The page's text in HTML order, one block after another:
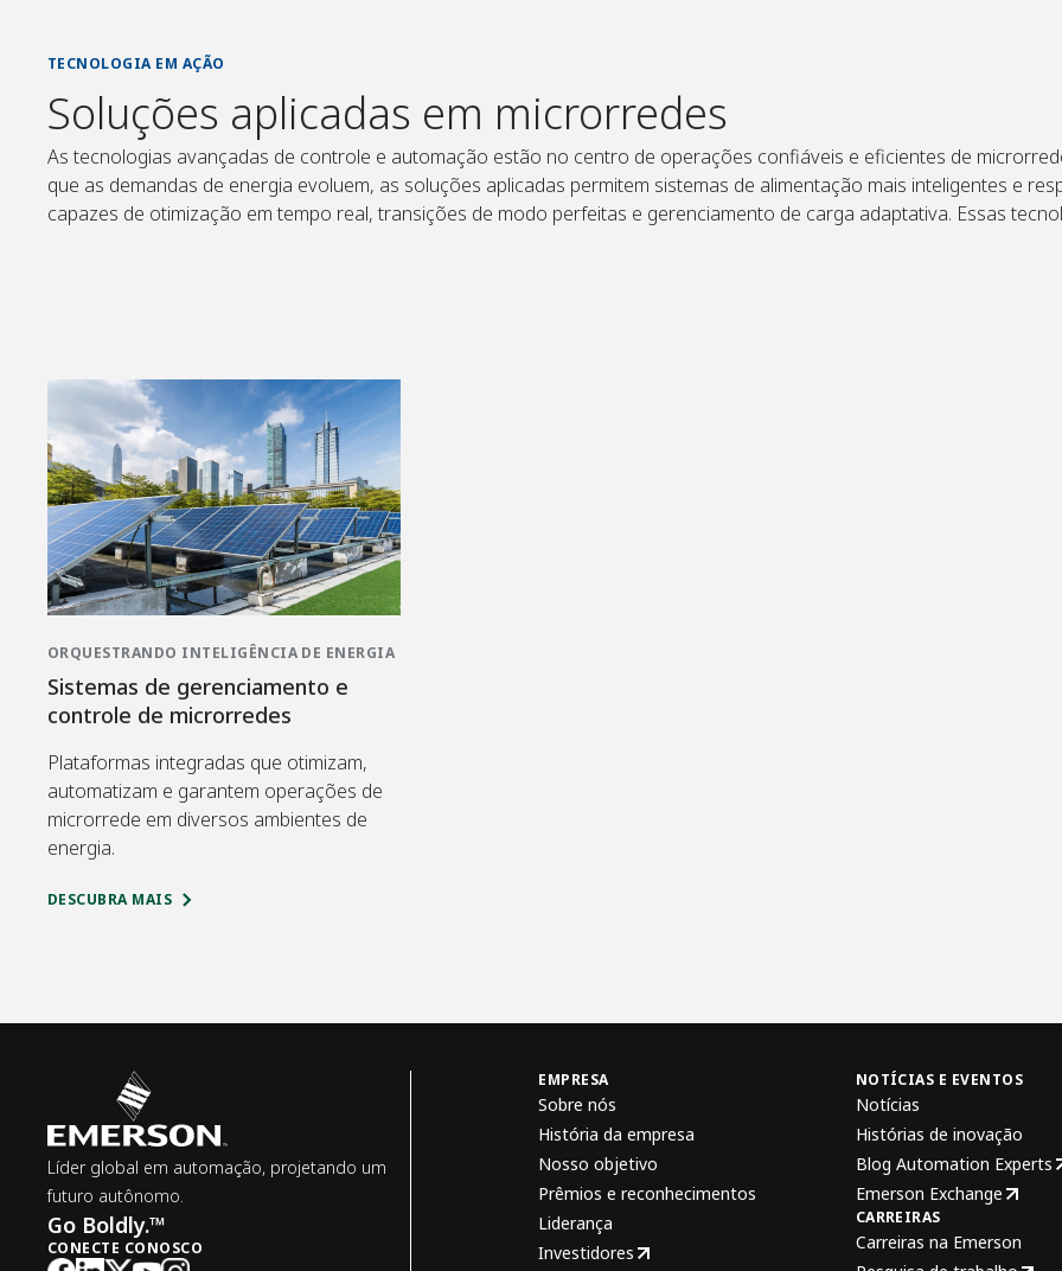
TECNOLOGIA EM AÇÃO
Soluções aplicadas em microrredes
As tecnologias avançadas de controle e automação estão no centro de operações confiáveis e eficientes de
que as demandas de energia evoluem, as soluções aplicadas permitem sistemas de alimentação mais inteligentes e
capazes de otimização em tempo real, transições de modo perfeitas e gerenciamento de carga adaptativa. Essas
ORQUESTRANDO INTELIGÊNCIA DE ENERGIA
Sistemas de gerenciamento e
controle de microrredes
Plataformas integradas que otimizam,
automatizam e garantem operações de
microrrede em diversos ambientes de
energia.
DESCUBRA MAIS
Líder global em automação, projetando um
futuro autônomo.
Go Boldly.™
CONECTE CONOSCO
EMPRESA
Sobre nós
História da empresa
Nosso objetivo
Prêmios e reconhecimentos
Liderança
Investidores
NOTÍCIAS E EVENTOS
Notícias
Histórias de inovação
Blog Automation Experts
Emerson Exchange
CARREIRAS
Carreiras na Emerson